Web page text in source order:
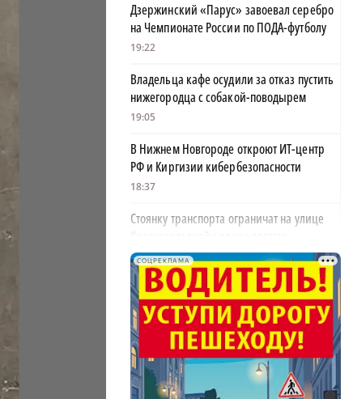
Дзержинский «Парус» завоевал серебро
на Чемпионате России по ПОДА-футболу
19:22
Владельца кафе осудили за отказ пустить
нижегородца с собакой-поводырем
19:05
В Нижнем Новгороде откроют ИТ-центр
РФ и Киргизии кибербезопасности
18:37
Стоянку транспорта ограничат на улице
Красносельской с конца августа
18:37
Волонтеры обнаружили заброшенный
дом, в котором живет около 20 собак и
щенков
18:02
В Нижегородской области наградили
более 40 организаций к Дню строителя
СОЦРЕКЛАМА